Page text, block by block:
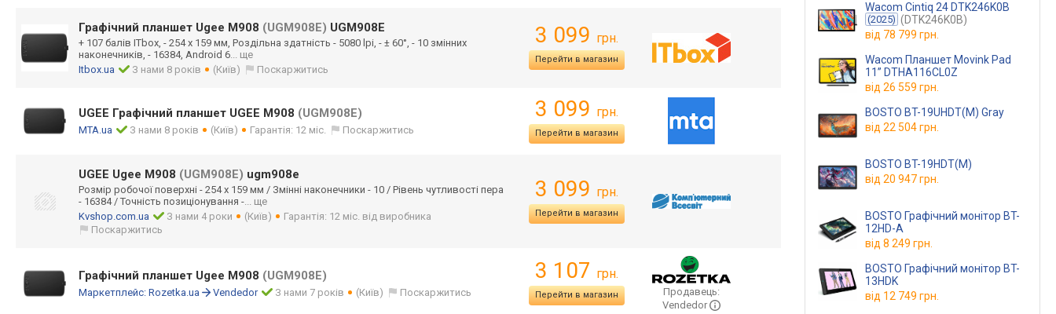
Графічний планшет Ugee M908 (UGM908E) UGM908E
+ 107 балів ITbox, - 254 x 159 мм, Роздільна здатність - 5080 lpi, - ± 60°, - 10 змінних
наконечників, - 16384, Android 6... ще
Itbox.ua
З нами 8 років (Київ) Поскаржитись
3 099 грн.
Перейти в магазин
UGEE Графічний планшет UGEE M908 (UGM908E)
MTA.ua З нами 8 років (Київ) Гарантія: 12 міс. Поскаржитись
3 099 грн.
Перейти в магазин
UGEE Ugee M908 (UGM908E) ugm908e
Розмір робочої поверхні - 254 х 159 мм / Змінні наконечники - 10 / Рівень чутливості пера
- 16384 / Точність позиціонування -... ще
Kvshop.com.ua
З нами 4 роки (Київ)
Гарантія: 12 міс. від виробника
Поскаржитись
3 099 грн.
Перейти в магазин
Графічний планшет Ugee M908 (UGM908E)
Маркетплейс: Rozetka.ua Vendedor З нами 7 років (Київ) Поскаржитись
3 107 грн.
Перейти в магазин
Продавець:
Vendedor
Wacom Cintiq 24 DTK246K0B
(2025) (DTK246K0B)
від 78 799 грн.
Wacom Планшет Movink Pad
11” DTHA116CL0Z
від 26 559 грн.
BOSTO BT-19UHDT(M) Gray
від 22 504 грн.
BOSTO BT-19HDT(M)
від 20 947 грн.
BOSTO Графічний монітор BT-
12HD-A
від 8 249 грн.
BOSTO Графічний монітор BT-
13HDK
від 12 749 грн.